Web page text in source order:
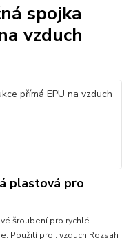
spojka
vzduch
plastová pro
šroubení pro rychlé
Použití pro : vzduch Rozsah